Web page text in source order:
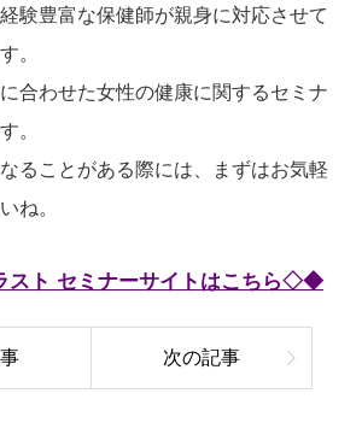
験豊富な保健師が親身に対応させて
。
合わせた女性の健康に関するセミナ
。
ることがある際には、まずはお気軽
ね。
ト セミナーサイトはこちら◇◆
次の記事